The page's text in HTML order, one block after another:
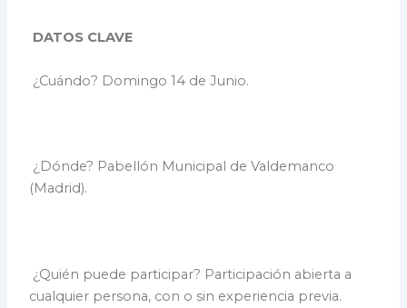
DATOS CLAVE
¿Cuándo? Domingo 14 de Junio.
¿Dónde? Pabellón Municipal de Valdemanco
(Madrid).
¿Quién puede participar? Participación abierta a
cualquier persona, con o sin experiencia previa.